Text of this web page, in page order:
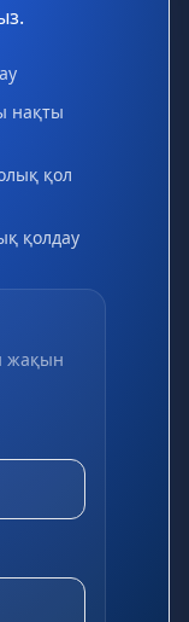
нақты
қол
қолдау
жақын